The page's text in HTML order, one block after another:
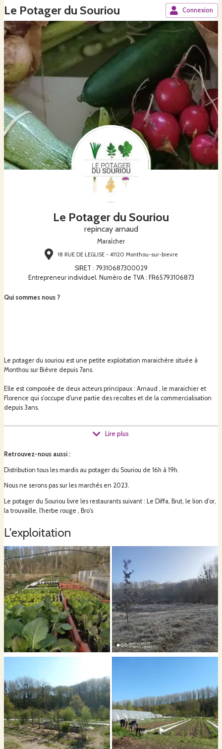
Le Potager du Souriou Connexion
Le Potager du Souriou
repincay arnaud
Maraîcher
18 RUE DE LEGLISE - 41120 Monthou-sur-bievre
SIRET : 79310687300029
Entrepreneur individuel. Numéro de TVA : FR65793106873
Qui sommes nous ?
Le potager du souriou est une petite exploitation maraichère située à
Monthou sur Bièvre depuis 7ans.
Elle est composée de deux acteurs principaux : Arnaud , le maraichier et
Florence qui s'occupe d'une partie des recoltes et de la commercialisation
depuis 3ans.
Les stagiaires ou bénévoles participent à la vie du potager , ponctuellement.
La surface d'exploitation s'entend sur 1000m2 en maraichage sol vivant et
n'utilise ni pesticides, ni engrains chimiques.
Les apports principaux en matière organiques sont le fumier de cheval, le
Les semis sont réalisés sur place et travaillons avec des semences
biologiques et biodynamiques.
Nos engagements
L'essentiel des taches sont réalisées à la main en harmonie avec la nature.
Nous nous engagons à pratiquer des prix stables.
Nous n'avons pas de label BIO par choix, les consommateurs nous
Lire plus
Retrouvez-nous aussi :
Distribution tous les mardis au potager du Souriou de 16h à 19h.
Nous ne serons pas sur les marchés en 2023.
Le potager du Souriou livre les restaurants suivant : Le Diffa, Brut, le lion d'or,
la trouvaille, l'herbe rouge , Bro's
L'exploitation